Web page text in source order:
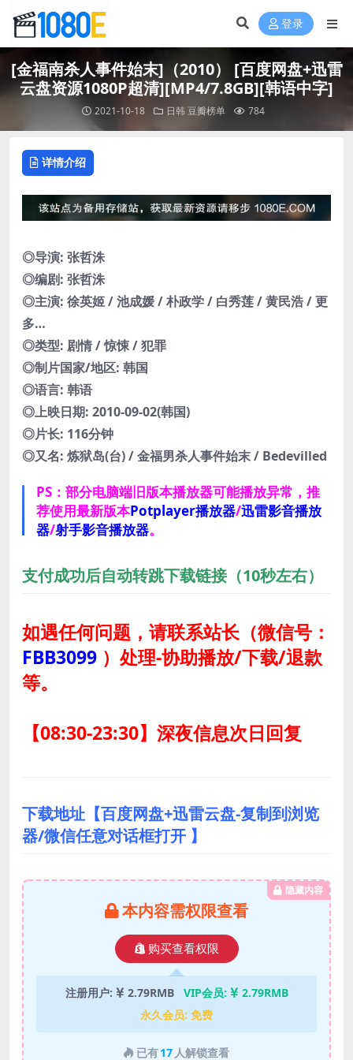
登录
[金福南杀人事件始末]（2010） [百度网盘+迅雷
云盘资源1080P超清][MP4/7.8GB][韩语中字]
2021-10-18 日韩 豆瓣榜单 784
详情介绍
◎导演: 张哲洙
◎编剧: 张哲洙
◎主演: 徐英姬 / 池成媛 / 朴政学 / 白秀莲 / 黄民浩 / 更
多…
◎类型: 剧情 / 惊悚 / 犯罪
◎制片国家/地区: 韩国
◎语言: 韩语
◎上映日期: 2010-09-02(韩国)
◎片长: 116分钟
◎又名: 炼狱岛(台) / 金福男杀人事件始末 / Bedevilled
PS：部分电脑端旧版本播放器可能播放异常，推
荐使用最新版本Potplayer播放器/迅雷影音播放
器/射手影音播放器。
支付成功后自动转跳下载链接（10秒左右）
如遇任何问题，请联系站长（微信号：
FBB3099 ） 处理-协助播放/下载/退款
等。
【08:30-23:30】深夜信息次日回复
下载地址【百度网盘+迅雷云盘-复制到浏览
器/微信任意对话框打开 】
隐藏内容
本内容需权限查看
购买查看权限
注册用户: 2.79RMB VIP会员:
2.79RMB
永久会员: 免费
已有17 人解锁查看